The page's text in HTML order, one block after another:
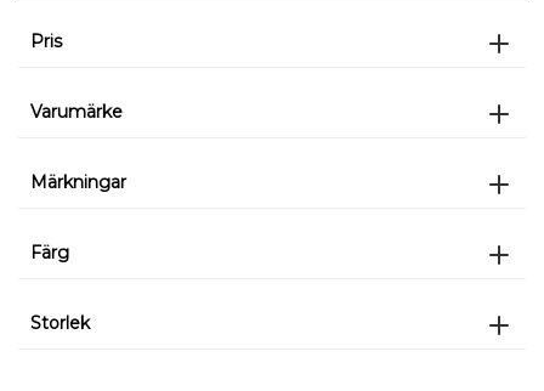
Pris
Varumärke
Märkningar
Färg
Storlek